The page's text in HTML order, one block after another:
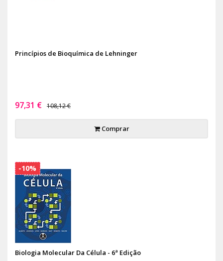
Princípios de Bioquímica de Lehninger
97,31 € 108,12 €
Comprar
Biologia Molecular Da Célula - 6ª Edição
-10%